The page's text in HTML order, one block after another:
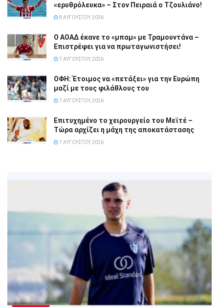
«ερυθρόλευκα» – Στον Πειραιά ο Τζουλιάνο!
8 ΑΥΓΟΎΣΤΟΥ, 2026
Ο ΑΟΑΔ έκανε το «μπαμ» με Τραμουντάνα –
Επιστρέφει για να πρωταγωνιστήσει!
7 ΑΥΓΟΎΣΤΟΥ, 2026
ΟΦΗ: Έτοιμος να «πετάξει» για την Ευρώπη
μαζί με τους φιλάθλους του
7 ΑΥΓΟΎΣΤΟΥ, 2026
Επιτυχημένο το χειρουργείο του Μεϊτέ –
Τώρα αρχίζει η μάχη της αποκατάστασης
7 ΑΥΓΟΎΣΤΟΥ, 2026